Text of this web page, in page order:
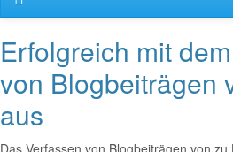
Erfolgreich mit
von Blogbeiträgen
aus